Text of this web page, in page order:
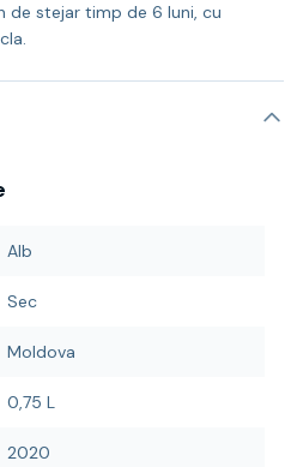
de stejar timp de 6 luni, cu
Alb
Sec
Moldova
0,75 L
2020